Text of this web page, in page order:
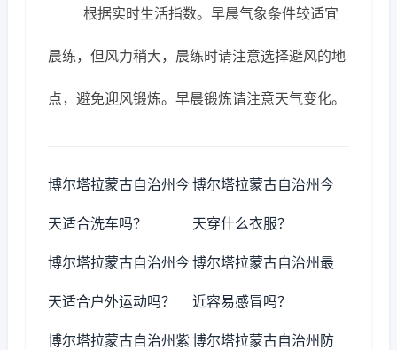
根据实时生活指数。早晨气象条件较适宜
晨练，但风力稍大，晨练时请注意选择避风的地
点，避免迎风锻炼。早晨锻炼请注意天气变化。
博尔塔拉蒙古自治州今
天适合洗车吗？
博尔塔拉蒙古自治州今
天穿什么衣服？
博尔塔拉蒙古自治州今
天适合户外运动吗？
博尔塔拉蒙古自治州最
近容易感冒吗？
博尔塔拉蒙古自治州紫博尔塔拉蒙古自治州防